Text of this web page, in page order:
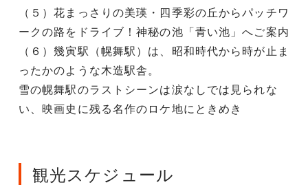
（５）花まっさりの美瑛・四季彩の丘からパッチワ
ークの路をドライブ！神秘の池「青い池」へご案内
（６）幾寅駅（幌舞駅）は、昭和時代から時が止ま
ったかのような木造駅舎。
雪の幌舞駅のラストシーンは涙なしでは見られな
い、映画史に残る名作のロケ地にときめき
観光スケジュール